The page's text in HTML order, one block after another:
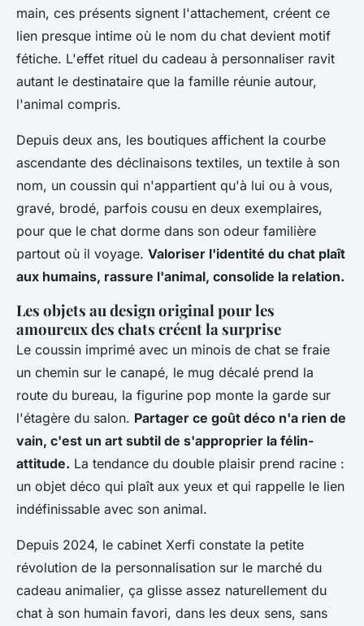
main, ces présents signent l'attachement, créent ce
lien presque intime où le nom du chat devient motif
fétiche. L'effet rituel du cadeau à personnaliser ravit
autant le destinataire que la famille réunie autour,
l'animal compris.
Depuis deux ans, les boutiques affichent la courbe
ascendante des déclinaisons textiles, un textile à son
nom, un coussin qui n'appartient qu'à lui ou à vous,
gravé, brodé, parfois cousu en deux exemplaires,
pour que le chat dorme dans son odeur familière
partout où il voyage. Valoriser l'identité du chat plaît
aux humains, rassure l'animal, consolide la relation.
Les objets au design original pour les
amoureux des chats créent la surprise
Le coussin imprimé avec un minois de chat se fraie
un chemin sur le canapé, le mug décalé prend la
route du bureau, la figurine pop monte la garde sur
l'étagère du salon. Partager ce goût déco n'a rien de
vain, c'est un art subtil de s'approprier la félin-
attitude. La tendance du double plaisir prend racine :
un objet déco qui plaît aux yeux et qui rappelle le lien
indéfinissable avec son animal.
Depuis 2024, le cabinet Xerfi constate la petite
révolution de la personnalisation sur le marché du
cadeau animalier, ça glisse assez naturellement du
chat à son humain favori, dans les deux sens, sans